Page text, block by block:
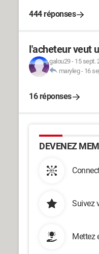
444 réponses
l'acheteur veut
galou29- 15 sept.
maryleg- 16
16 réponses
DEVENEZ
Suivez
Mettez